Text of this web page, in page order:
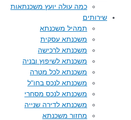
כמה עולה יועץ משכנתאות
שירותים
תמהיל משכנתא
משכנתא עסקית
משכנתא לרכישה
משכנתא לשיפוץ ובניה
משכנתא לכל מטרה
משכנתא לנכס בחו”ל
משכנתא לנכס מסחרי
משכנתא לדירה שנייה
מחזור משכנתא